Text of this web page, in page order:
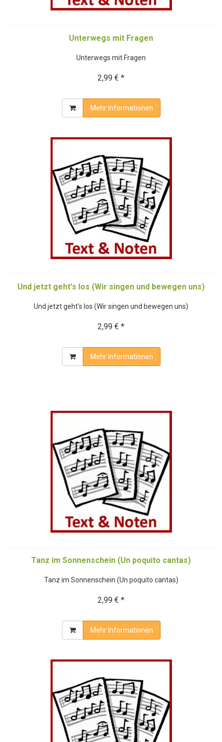
Unterwegs mit Fragen
Unterwegs mit Fragen
2,99 € *
Mehr Informationen
Und jetzt geht's los (Wir singen und bewegen uns)
Und jetzt geht's los (Wir singen und bewegen uns)
2,99 € *
Mehr Informationen
Tanz im Sonnenschein (Un poquito cantas)
Tanz im Sonnenschein (Un poquito cantas)
2,99 € *
Mehr Informationen